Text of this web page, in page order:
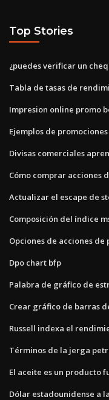
Top Stories
¿puedes verificar un
Tabla de tasas de
Impresion online promo
Ejemplos de
Divisas comerciales
Cómo comprar acciones
Actualizar el escape de
Composición del índice
Opciones de acciones
Dpo chart bfp
Palabra de gráfico de
Crear gráfico de barras
Russell indexa el
Términos de la jerga
El aceite es un producto
Dólar estadounidense a